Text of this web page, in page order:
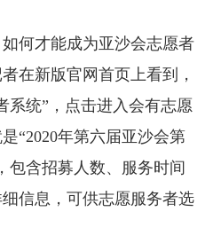
何才能成为亚沙会志愿者
在新版官网首页上看到，
系统”，点击进入会有志愿
“2020年第六届亚沙会第
包含招募人数、服务时间
信息，可供志愿服务者选